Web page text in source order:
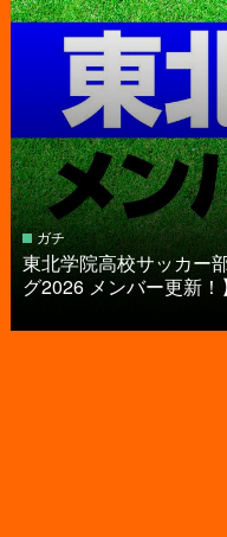
ガチ
東北学院高校サッカー
グ2026 メンバー更新！】